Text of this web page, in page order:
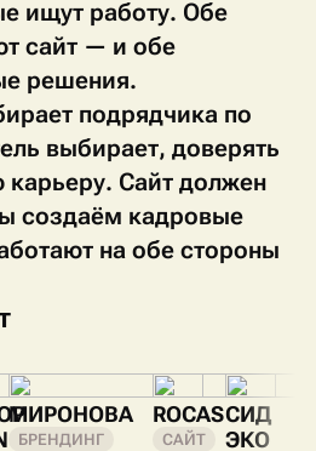
ищут работу. Обе
сайт — и обе
решения.
подрядчика по
выбирает, доверять
карьеру. Сайт должен
создаём кадровые
на обе стороны
МИРОНОВА
БРЕНДИНГ
ROCAS
САЙТ
СИД
ЭКО